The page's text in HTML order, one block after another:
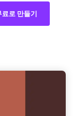
로 만들기